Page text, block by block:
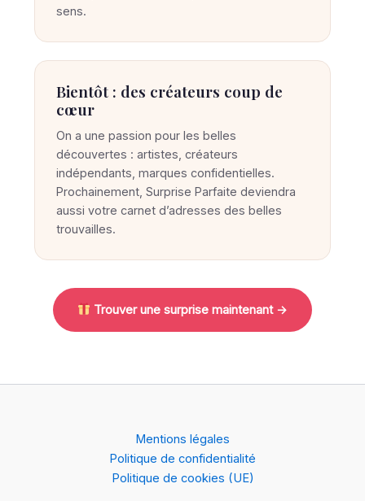
sens.
Bientôt : des créateurs coup de
cœur
On a une passion pour les belles
découvertes : artistes, créateurs
indépendants, marques confidentielles.
Prochainement, Surprise Parfaite deviendra
aussi votre carnet d’adresses des belles
trouvailles.
Trouver une surprise maintenant →
Mentions légales
Politique de confidentialité
Politique de cookies (UE)